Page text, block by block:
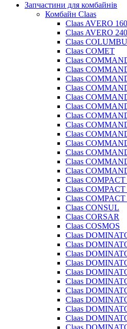
Запчастини для комбайнів
Комбайн Claas
Claas AVERO 160
Claas AVERO 240
Claas
Claas COMET
Claas
Claas
Claas
Claas
Claas
Claas
Claas
Claas
Claas
Claas
Claas
Claas
Claas
Claas COMPACT
Claas COMPACT
Claas COMPACT
Claas CONSUL
Claas CORSAR
Claas COSMOS
Claas
Claas
Claas
Claas
Claas
Claas
Claas
Claas
Claas
Claas
Claas